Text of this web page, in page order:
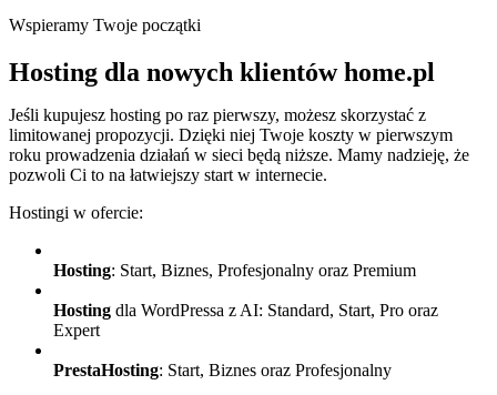
Wspieramy Twoje początki
Hosting dla nowych klientów home.pl
Jeśli kupujesz hosting po raz pierwszy, możesz skorzystać z
limitowanej propozycji. Dzięki niej Twoje koszty w pierwszym
roku prowadzenia działań w sieci będą niższe. Mamy nadzieję, że
pozwoli Ci to na łatwiejszy start w internecie.
Hostingi w ofercie:
Hosting: Start, Biznes, Profesjonalny oraz Premium
Hosting dla WordPressa z AI: Standard, Start, Pro oraz
Expert
PrestaHosting: Start, Biznes oraz Profesjonalny